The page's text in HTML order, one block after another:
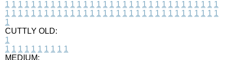
1 1 1 1 1 1 1 1 1 1 1 1 1 1 1 1 1 1 1 1 1 1 1 1 1 1 1 1 1 1 1 1 1
1 1 1 1 1 1 1 1 1 1 1 1 1 1 1 1 1 1 1 1 1 1 1 1 1 1 1 1 1 1 1 1 1
1
CUTTLY OLD:
1
1 1 1 1 1 1 1 1 1 1
MEDIUM: